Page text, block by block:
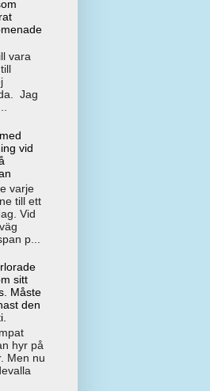
vara
Jag
vid
varje
till ett
Vid
p...
sitt
Måste
den
hyr på
Men nu